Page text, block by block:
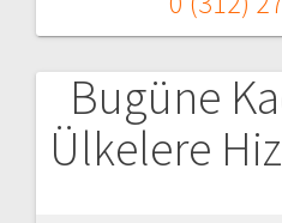
Bugüne
Ülkelere